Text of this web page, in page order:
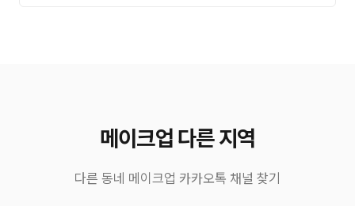
메이크업 다른 지역
다른 동네 메이크업 카카오톡 채널 찾기